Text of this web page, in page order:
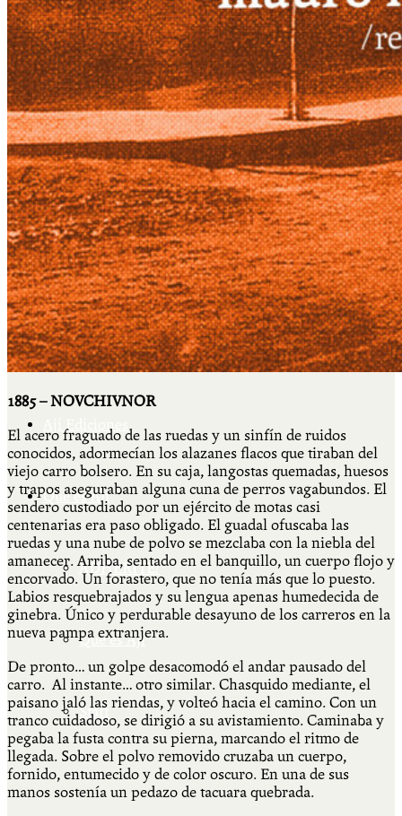
Universidad Experimental 2022-2025
Feria del Libro Venado Tuerto 2022-2025
Facultad Libre Venado Tuerto 1990-1994
Cátedra Bailable 2018
Más
Ají Ediciones
Qué es Ají
ADHERITE!
Qué es Ají
Staff
1885 – NOVCHIVNOR
El acero fraguado de las ruedas y un sinfín de ruidos
conocidos, adormecían los alazanes flacos que tiraban del
viejo carro bolsero. En su caja, langostas quemadas, huesos
y trapos aseguraban alguna cuna de perros vagabundos. El
sendero custodiado por un ejército de motas casi
centenarias era paso obligado. El guadal ofuscaba las
ruedas y una nube de polvo se mezclaba con la niebla del
amanecer. Arriba, sentado en el banquillo, un cuerpo flojo y
encorvado. Un forastero, que no tenía más que lo puesto.
Labios resquebrajados y su lengua apenas humedecida de
ginebra. Único y perdurable desayuno de los carreros en la
nueva pampa extranjera.
De pronto… un golpe desacomodó el andar pausado del
carro. Al instante… otro similar. Chasquido mediante, el
paisano jaló las riendas, y volteó hacia el camino. Con un
tranco cuidadoso, se dirigió a su avistamiento. Caminaba y
pegaba la fusta contra su pierna, marcando el ritmo de
llegada. Sobre el polvo removido cruzaba un cuerpo,
fornido, entumecido y de color oscuro. En una de sus
manos sostenía un pedazo de tacuara quebrada.